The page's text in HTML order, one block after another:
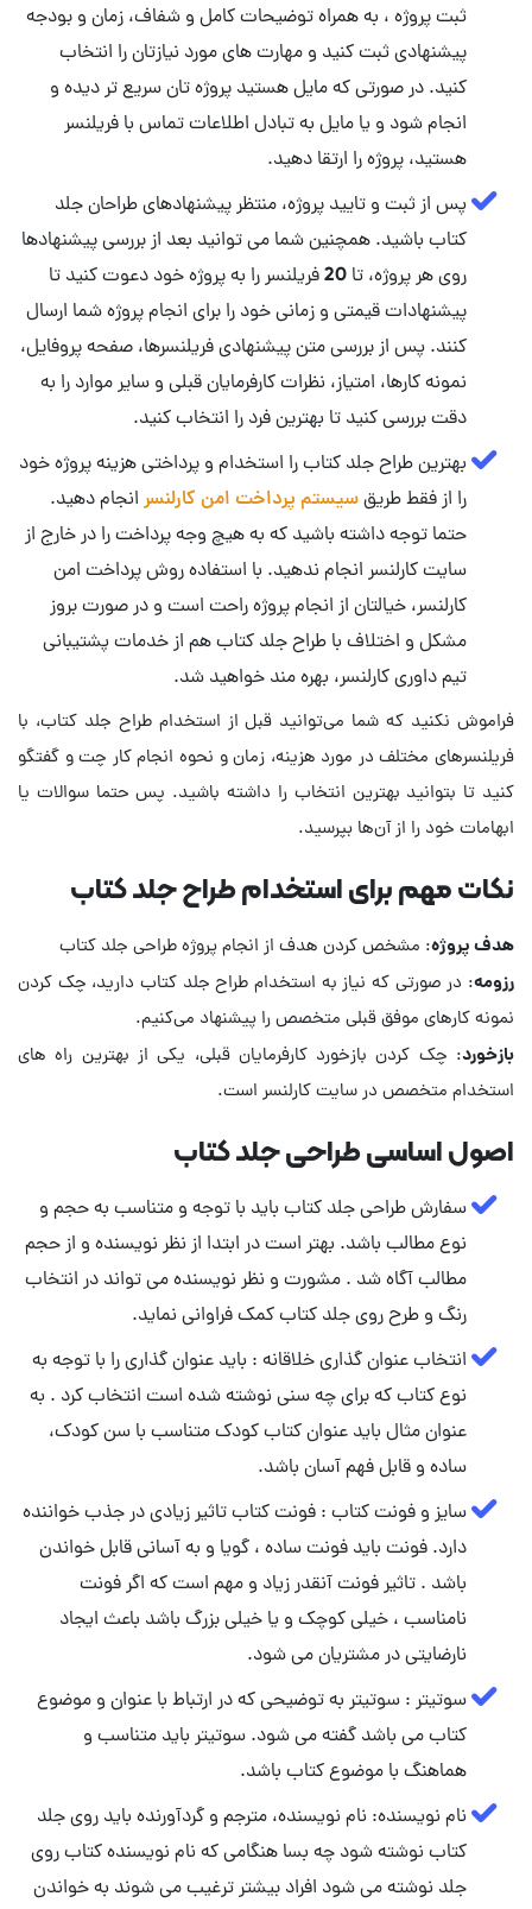
ثبت پروژه ، به همراه توضیحات کامل و شفاف، زمان و بودجه
پیشنهادی ثبت کنید و مهارت‌ های مورد نیازتان را انتخاب
کنید. در صورتی که مایل هستید پروژه تان سریع تر دیده و
انجام شود و یا مایل به تبادل اطلاعات تماس با فریلنسر
هستید، پروژه را ارتقا دهید.
پس از ثبت و تایید پروژه، منتظر پیشنهادهای طراحان جلد
کتاب باشید. همچنین شما می توانید بعد از بررسی پیشنهادها
روی هر پروژه، تا 20 فریلنسر را به پروژه خود دعوت کنید تا
پیشنهادات قیمتی و زمانی خود را برای انجام پروژه شما ارسال
کنند. پس از بررسی متن پیشنهادی فریلنسرها، صفحه پروفایل،
نمونه کارها، امتیاز، نظرات کارفرمایان قبلی و سایر موارد را به
دقت بررسی کنید تا بهترین فرد را انتخاب کنید.
بهترین طراح جلد کتاب را استخدام و پرداختی هزینه پروژه خود
را از فقط طریقسیستم پرداخت امن کارلنسر انجام دهید.
حتما توجه داشته باشید که به هیچ وجه پرداخت را در خارج از
سایت کارلنسر انجام ندهید. با استفاده روش پرداخت امن
کارلنسر، خیالتان از انجام پروژه راحت است و در صورت بروز
مشکل و اختلاف با طراح جلد کتاب هم از خدمات پشتیبانی
تیم داوری کارلنسر، بهره مند خواهید شد.
فراموش نکنید که شما می‌توانید قبل از استخدام طراح جلد کتاب، با
فریلنسرهای مختلف در مورد هزینه، زمان و نحوه انجام کار چت و گفتگو
کنید تا بتوانید بهترین انتخاب را داشته باشید. پس حتما سوالات یا
ابهامات خود را از آن‌ها بپرسید.
نکات مهم برای استخدام طراح جلد کتاب
هدف پروژه: مشخص کردن هدف از انجام پروژه طراحی جلد کتاب
رزومه: در صورتی که نیاز به استخدام طراح جلد کتاب دارید، چک کردن
نمونه‌ کارهای موفق قبلی متخصص را پیشنهاد می‌کنیم.
بازخورد: چک کردن بازخورد کارفرمایان قبلی، یکی از بهترین راه های
استخدام متخصص در سایت کارلنسر است.
اصول اساسی طراحی جلد کتاب
سفارش طراحی جلد کتاب باید با توجه و متناسب به حجم و
نوع مطالب باشد. بهتر است در ابتدا از نظر نویسنده و از حجم
مطالب آگاه شد . مشورت و نظر نویسنده می تواند در انتخاب
رنگ و طرح روی جلد کتاب کمک فراوانی نماید.
انتخاب عنوان گذاری خلاقانه : باید عنوان گذاری را با توجه به
نوع کتاب که برای چه سنی نوشته شده است انتخاب کرد . به
عنوان مثال باید عنوان کتاب کودک متناسب با سن کودک،
ساده و قابل فهم آسان باشد.
سایز و فونت کتاب : فونت کتاب تاثیر زیادی در جذب خواننده
دارد. فونت باید فونت ساده ، گویا و به آسانی قابل خواندن
باشد . تاثیر فونت آنقدر زیاد و مهم است که اگر فونت
نامناسب ، خیلی کوچک و یا خیلی بزرگ باشد باعث ایجاد
نارضایتی در مشتریان می شود.
سوتیتر : سوتیتر به توضیحی که در ارتباط با عنوان و موضوع
کتاب می باشد گفته می شود. سوتیتر باید متناسب و
هماهنگ با موضوع کتاب باشد.
نام نویسنده: نام نویسنده، مترجم و گردآورنده باید روی جلد
کتاب نوشته شود چه بسا هنگامی که نام نویسنده کتاب روی
جلد نوشته می شود افراد بیشتر ترغیب می شوند به خواندن